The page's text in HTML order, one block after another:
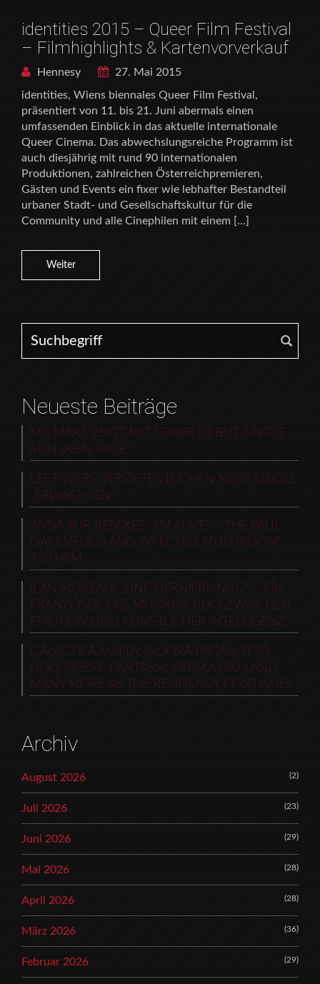
identities 2015 – Queer Film Festival
– Filmhighlights & Kartenvorverkauf
Hennesy
27. Mai 2015
identities, Wiens biennales Queer Film Festival,
präsentiert von 11. bis 21. Juni abermals einen
umfassenden Einblick in das aktuelle internationale
Queer Cinema. Das abwechslungsreiche Programm ist
auch diesjährig mit rund 90 internationalen
Produktionen, zahlreichen Österreichpremieren,
Gästen und Events ein fixer wie lebhafter Bestandteil
urbaner Stadt- und Gesellschaftskultur für die
Community und alle Cinephilen mit einem […]
Weiter
Search for:
Neueste Beiträge
MC MARS ZEIGT MIT SEINER DEBUT-SINGLE
SEIN „REAL FACE“
LEFTOVERS VERÖFFENTLICHEN NEUE SINGLE
„ERWACHSEN“
ANNA TUR REMIXES „I’M ALIVE“ – THE PAUL
OAKENFOLD AND INFECTED MUSHROOM
ANTHEM
ILAN MOREAU: „UNE DERNIÈRE NUIT“ – EIN
FRANZÖSISCHES MUSIKPROJEKT ZWISCHEN
EMOTION UND KÜNSTLICHER INTELLIGENZ
GALACTICA MALTA: INDORA PAGANOTTO,
HOLY PRIEST, FANTASM, FATIMA HAJJI AND
MANY MORE AS THE RESIDENCY CONTINUES
Archiv
August 2026 (2)
Juli 2026 (23)
Juni 2026 (29)
Mai 2026 (28)
April 2026 (28)
März 2026 (36)
Februar 2026 (29)